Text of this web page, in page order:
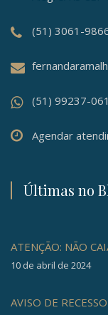
(51) 3061-
(51) 99237-
Agendar
Últimas no
ATENÇÃO: NÃO
10 de abril de 2024
AVISO DE RECESSO